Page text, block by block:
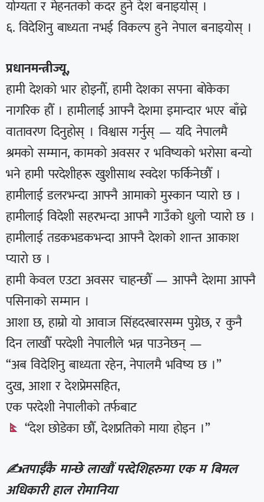
योग्यता र मेहनतको कदर हुने देश बनाइयोस् ।
६. विदेशिनु बाध्यता नभई विकल्प हुने नेपाल बनाइयोस् ।
प्रधानमन्त्रीज्यू,
हामी देशको भार होइनौँ, हामी देशका सपना बोकेका
नागरिक हौँ । हामीलाई आफ्नै देशमा इमान्दार भएर बाँच्ने
वातावरण दिनुहोस् । विश्वास गर्नुस् — यदि नेपालमै
श्रमको सम्मान, कामको अवसर र भविष्यको भरोसा बन्यो
भने हामी परदेशीहरू खुशीसाथ स्वदेश फर्किनेछौँ ।
हामीलाई डलरभन्दा आफ्नै आमाको मुस्कान प्यारो छ ।
हामीलाई विदेशी सहरभन्दा आफ्नै गाउँको धुलो प्यारो छ ।
हामीलाई तडकभडकभन्दा आफ्नै देशको शान्त आकाश
प्यारो छ ।
हामी केवल एउटा अवसर चाहन्छौँ — आफ्नै देशमा आफ्नै
पसिनाको सम्मान ।
आशा छ, हाम्रो यो आवाज सिंहदरबारसम्म पुग्नेछ, र कुनै
दिन लाखौँ परदेशी नेपालीले भन्न पाउनेछन् —
“अब विदेशिनु बाध्यता रहेन, नेपालमै भविष्य छ ।”
दुख, आशा र देशप्रेमसहित,
एक परदेशी नेपालीको तर्फबाट
“देश छोडेका छौँ, देशप्रतिको माया होइन ।”
✍️तपाईंकै मान्छेलाखौं परदेशिहरुमा एकम बिमल
अधिकारीहाल रोमानिया